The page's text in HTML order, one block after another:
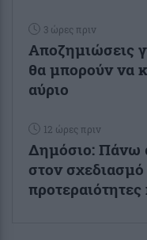
3 ώρες πριν
Αποζημιώσεις
θα μπορούν να
αύριο
12 ώρες πριν
Δημόσιο: Πάνω
στον σχεδιασμό